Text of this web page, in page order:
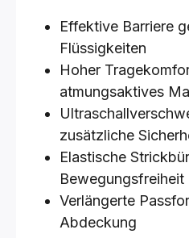
Effektive Barriere
Flüssigkeiten
Hoher
atmungsaktives
zusätzliche
Elastische
Bewegungsfreiheit
Verlängerte
Abdeckung